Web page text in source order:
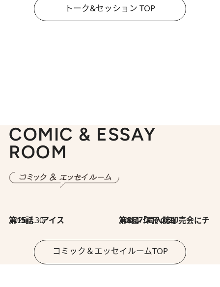
トーク&セッション TOP
COMIC & ESSAY
ROOM
2026.7.30
第15話 アイス 2026.7.30
第8回「同人誌即売会にチャレンジ その2」
コミック＆エッセイルームTOP